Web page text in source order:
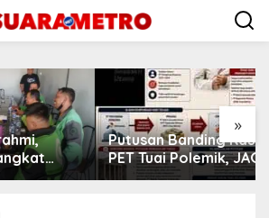
»
Putusan Banding Kasus
PET Tuai Polemik, JAGA
MARWAH Minta MA